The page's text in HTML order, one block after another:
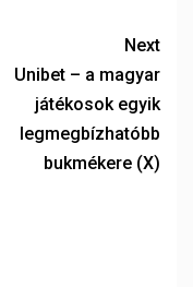
Next
Unibet – a magyar
játékosok egyik
legmegbízhatóbb
bukmékere (X)